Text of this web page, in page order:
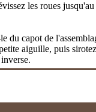
les roues
du capot de
aiguille, puis